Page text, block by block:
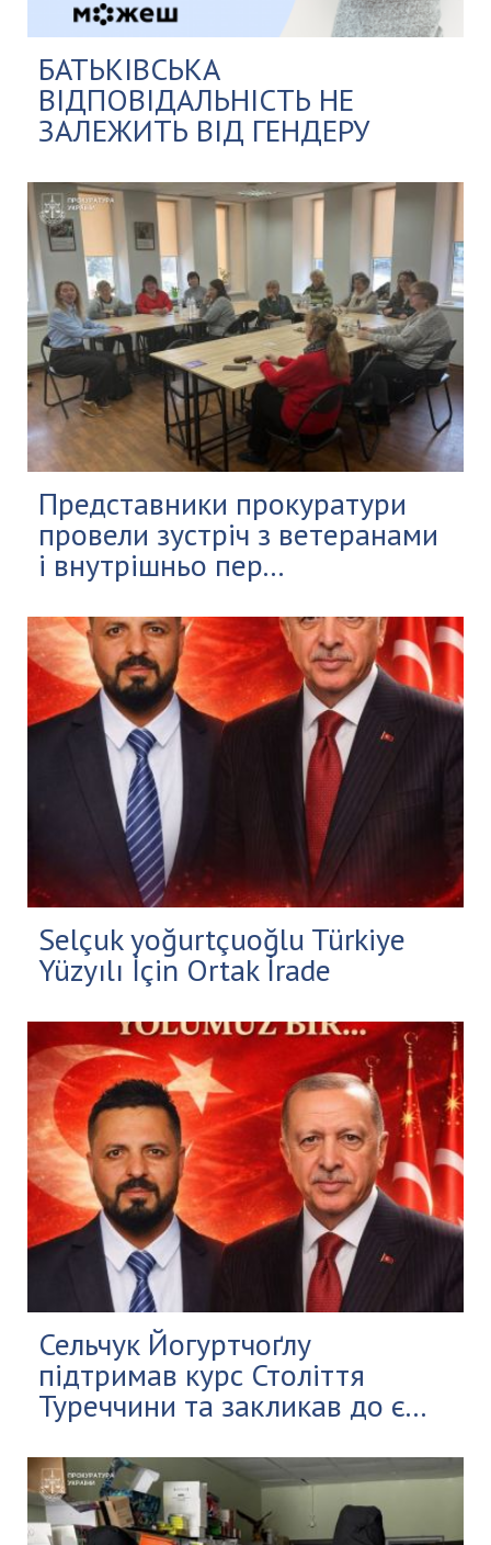
БАТЬКІВСЬКА
ВІДПОВІДАЛЬНІСТЬ НЕ
ЗАЛЕЖИТЬ ВІД ГЕНДЕРУ
Представники прокуратури
провели зустріч з ветеранами
і внутрішньо пер...
Selçuk yoğurtçuoğlu Türkiye
Yüzyılı İçin Ortak İrade
Сельчук Йогуртчоґлу
підтримав курс Століття
Туреччини та закликав до є...